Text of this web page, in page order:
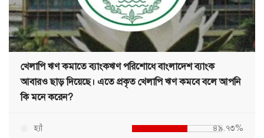
খেলাপি ঋণ কমাতে ব্যাংকঋণ পরিশোধে বাংলাদেশ ব্যাংক
আবারও ছাড় দিয়েছে। এতে প্রকৃত খেলাপি ঋণ কমবে বলে আপনি
কি মনে করেন?
হ্যাঁ ৪৯.৭৩%